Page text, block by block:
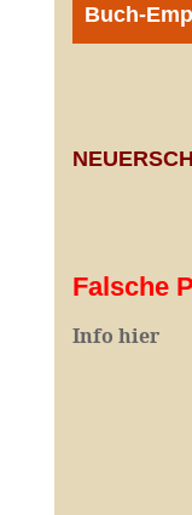
Buch-
Falsche
Info hier